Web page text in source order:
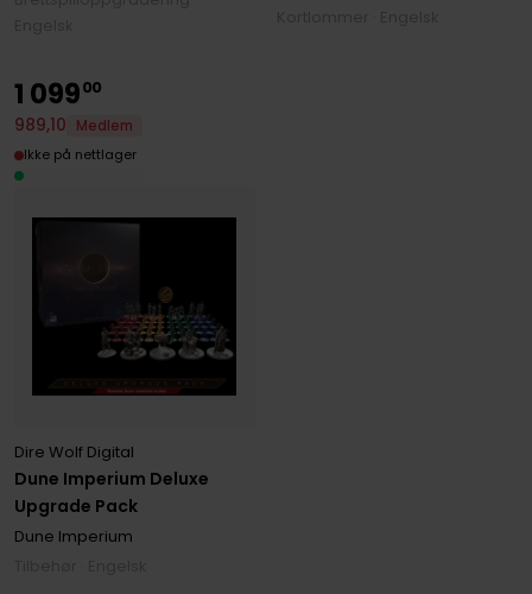
Dune Imperium Deluxe
Upgrade Pack
Dire Wolf Digital
Dune Imperium
1 09900
989,10
Medlem
Ikke på nettlager